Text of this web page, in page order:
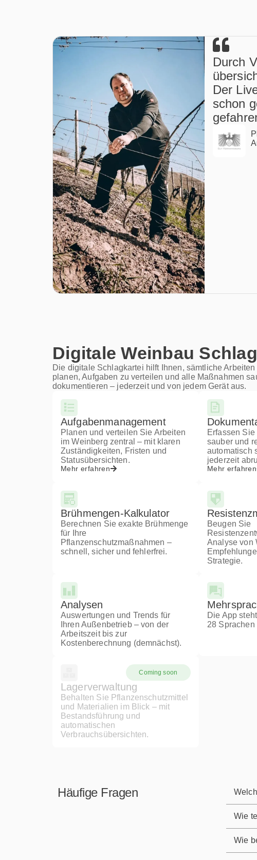
Durch
Der
schon
Digitale Weinbau
Die digitale Schlagkartei hilft Ihnen, sämtliche
planen, Aufgaben zu verteilen und alle Maßnahmen
dokumentieren – jederzeit und von jedem Gerät aus.
Aufgabenmanagement
Planen und verteilen Sie Arbeiten
im Weinberg zentral – mit klaren
Zuständigkeiten, Fristen und
Statusübersichten.
Mehr erfahren
Erfassen
sauber und
automatisch
jederzeit
Mehr erfahren
Brühmengen-Kalkulator
Berechnen Sie exakte Brühmenge
für Ihre
Pflanzenschutzmaßnahmen –
schnell, sicher und fehlerfrei.
Beugen Sie
Analyse von
Strategie.
Analysen
Auswertungen und Trends für
Ihren Außenbetrieb – von der
Arbeitszeit bis zur
Kostenberechnung (demnächst).
Die App
28 Sprachen
Coming soon
Lagerverwaltung
Behalten Sie Pflanzenschutzmittel
und Materialien im Blick – mit
Bestandsführung und
automatischen
Verbrauchsübersichten.
Häufige Fragen
Wie
Wie